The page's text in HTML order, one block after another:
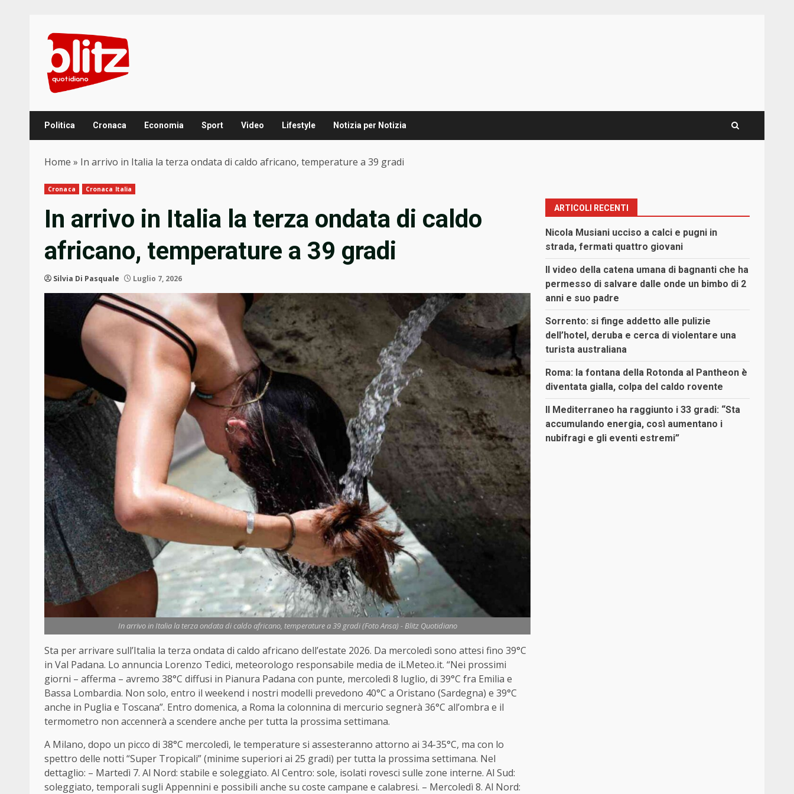
content
Politica Cronaca Economia Sport Video Lifestyle Notizia per Notizia
Home » In arrivo in Italia la terza ondata di caldo africano, temperature a 39 gradi
Cronaca Cronaca Italia
In arrivo in Italia la terza ondata di caldo
africano, temperature a 39 gradi
Silvia Di Pasquale Luglio 7, 2026
In arrivo in Italia la terza ondata di caldo africano, temperature a 39 gradi (Foto Ansa) - Blitz Quotidiano
Sta per arrivare sull’Italia la terza ondata di caldo africano dell’estate 2026. Da mercoledì sono attesi fino 39°C
in Val Padana. Lo annuncia Lorenzo Tedici, meteorologo responsabile media de iLMeteo.it. “Nei prossimi
giorni – afferma – avremo 38°C diffusi in Pianura Padana con punte, mercoledì 8 luglio, di 39°C fra Emilia e
Bassa Lombardia. Non solo, entro il weekend i nostri modelli prevedono 40°C a Oristano (Sardegna) e 39°C
anche in Puglia e Toscana”. Entro domenica, a Roma la colonnina di mercurio segnerà 36°C all’ombra e il
termometro non accennerà a scendere anche per tutta la prossima settimana.
A Milano, dopo un picco di 38°C mercoledì, le temperature si assesteranno attorno ai 34-35°C, ma con lo
spettro delle notti “Super Tropicali” (minime superiori ai 25 gradi) per tutta la prossima settimana. Nel
dettaglio: – Martedì 7. Al Nord: stabile e soleggiato. Al Centro: sole, isolati rovesci sulle zone interne. Al Sud:
soleggiato, temporali sugli Appennini e possibili anche su coste campane e calabresi. – Mercoledì 8. Al Nord:
ARTICOLI RECENTI
Nicola Musiani ucciso a calci e pugni in
strada, fermati quattro giovani
Il video della catena umana di bagnanti che ha
permesso di salvare dalle onde un bimbo di 2
anni e suo padre
Sorrento: si finge addetto alle pulizie
dell’hotel, deruba e cerca di violentare una
turista australiana
Roma: la fontana della Rotonda al Pantheon è
diventata gialla, colpa del caldo rovente
Il Mediterraneo ha raggiunto i 33 gradi: “Sta
accumulando energia, così aumentano i
nubifragi e gli eventi estremi”